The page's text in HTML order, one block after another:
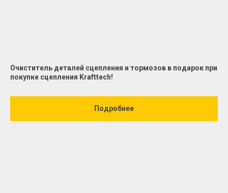
Очиститель деталей сцепления и тормозов в подарок при
покупке сцепления Krafttech!
Подробнее